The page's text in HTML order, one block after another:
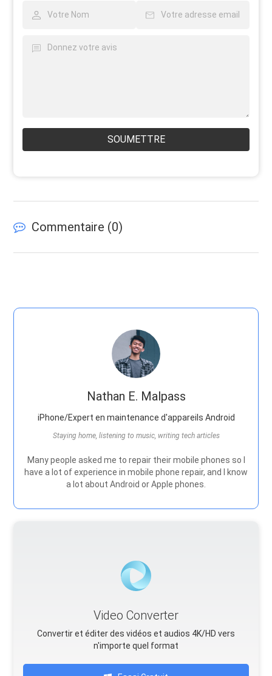
SOUMETTRE
Commentaire (0)
Nathan E. Malpass
iPhone/Expert en maintenance d'appareils Android
Staying home, listening to music, writing tech articles
Many people asked me to repair their mobile phones so I
have a lot of experience in mobile phone repair, and I know
a lot about Android or Apple phones.
Video Converter
Convertir et éditer des vidéos et audios 4K/HD vers
n'importe quel format